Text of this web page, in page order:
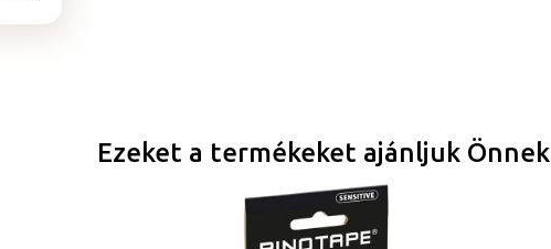
Ezeket a termékeket ajánljuk Önnek